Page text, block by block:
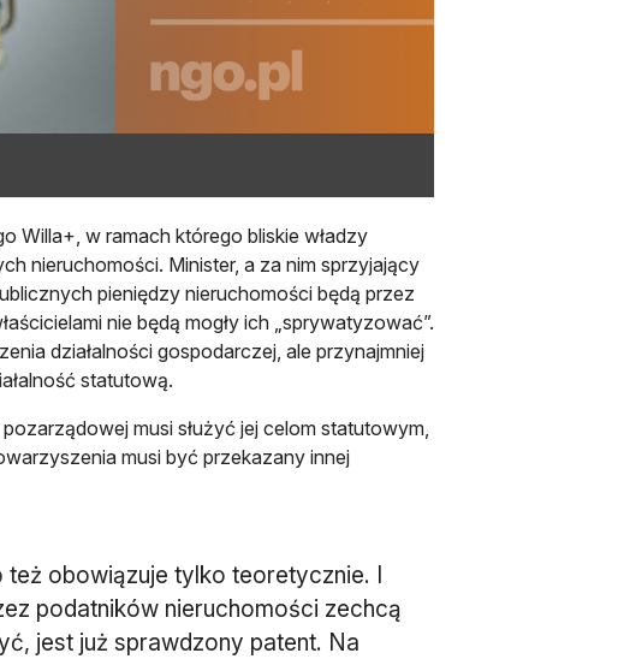
Willa+, w ramach którego bliskie władzy
nieruchomości. Minister, a za nim sprzyjający
pieniędzy nieruchomości będą przez
nie będą mogły ich „sprywatyzować”.
działalności gospodarczej, ale przynajmniej
statutową.
musi służyć jej celom statutowym,
musi być przekazany innej
obowiązuje tylko teoretycznie. I
podatników nieruchomości zechcą
jest już sprawdzony patent. Na